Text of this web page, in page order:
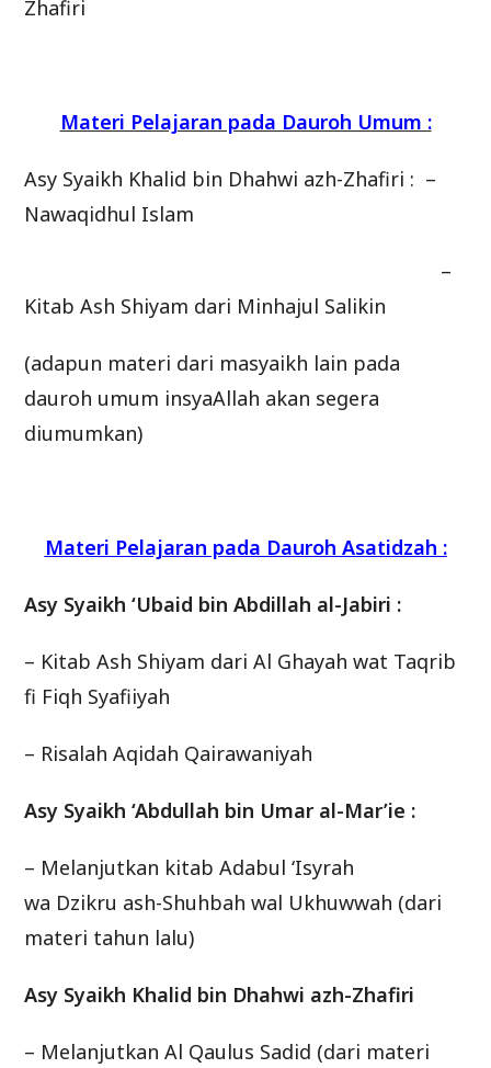
Zhafiri
Materi Pelajaran pada Dauroh Umum :
Asy Syaikh Khalid bin Dhahwi azh-Zhafiri : –
Nawaqidhul Islam
–
Kitab Ash Shiyam dari Minhajul Salikin
(adapun materi dari masyaikh lain pada
dauroh umum insyaAllah akan segera
diumumkan)
Materi Pelajaran pada Dauroh Asatidzah :
Asy Syaikh ‘Ubaid bin Abdillah al-Jabiri :
– Kitab Ash Shiyam dari Al Ghayah wat Taqrib
fi Fiqh Syafiiyah
– Risalah Aqidah Qairawaniyah
Asy Syaikh ‘Abdullah bin Umar al-Mar’ie :
– Melanjutkan kitab Adabul ‘Isyrah
wa Dzikru ash-Shuhbah wal Ukhuwwah (dari
materi tahun lalu)
Asy Syaikh Khalid bin Dhahwi azh-Zhafiri
– Melanjutkan Al Qaulus Sadid (dari materi